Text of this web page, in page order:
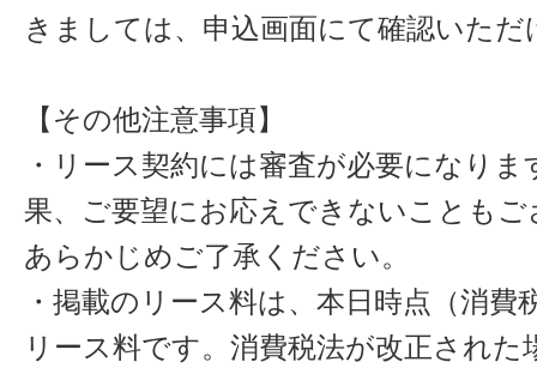
きましては、申込画面にて確認いただ
【その他注意事項】
・リース契約には審査が必要になりま
果、ご要望にお応えできないことも
あらかじめご了承ください。
・掲載のリース料は、本日時点（消費
リース料です。消費税法が改正された